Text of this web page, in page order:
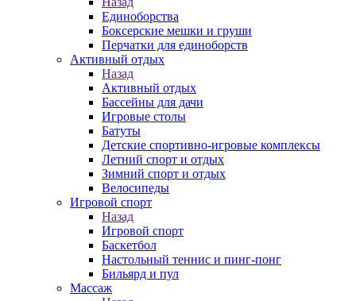
Единоборства
Боксерские мешки и груши
Перчатки для единоборств
Активный отдых
Назад
Активный отдых
Бассейны для дачи
Игровые столы
Батуты
Детские спортивно-игровые комплексы
Летний спорт и отдых
Зимний спорт и отдых
Велосипеды
Игровой спорт
Назад
Игровой спорт
Баскетбол
Настольный теннис и пинг-понг
Бильярд и пул
Массаж